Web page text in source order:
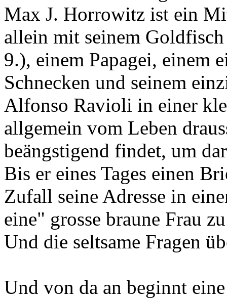
Max J. Horrowitz ist ein
allein mit seinem
9.), einem Papagei, einem
Schnecken und seinem
Alfonso Ravioli in einer
allgemein vom Leben
beängstigend findet, um
Bis er eines Tages einen
Zufall seine Adresse in
eine" grosse braune Frau
Und die seltsame Fragen
Und von da an beginnt